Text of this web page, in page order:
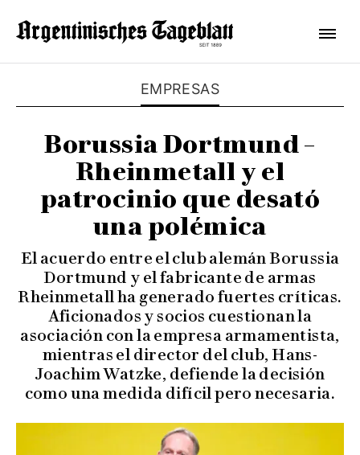
EMPRESAS
Borussia Dortmund –
Rheinmetall y el
patrocinio que desató
una polémica
El acuerdo entre el club alemán Borussia
Dortmund y el fabricante de armas
Rheinmetall ha generado fuertes críticas.
Aficionados y socios cuestionan la
asociación con la empresa armamentista,
mientras el director del club, Hans-
Joachim Watzke, defiende la decisión
como una medida difícil pero necesaria.